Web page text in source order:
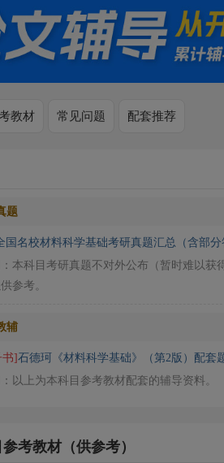
教材 常见问题 配套推荐
题
国名校材料科学基础考研真题汇总（含部分
本科目考研真题不对外公布（暂时难以
参考。
辅
]石德珂《材料科学基础》（第2版）配
以上为本科目参考教材配套的辅导资料。
考教材（供参考）